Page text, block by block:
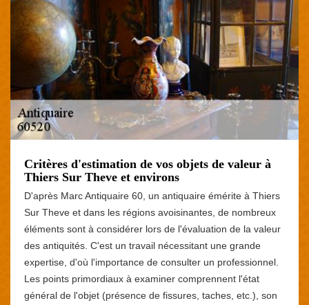
Critères d'estimation de vos objets de valeur à
Thiers Sur Theve et environs
D'après Marc Antiquaire 60, un antiquaire émérite à Thiers
Sur Theve et dans les régions avoisinantes, de nombreux
éléments sont à considérer lors de l'évaluation de la valeur
des antiquités. C'est un travail nécessitant une grande
expertise, d'où l'importance de consulter un professionnel.
Les points primordiaux à examiner comprennent l'état
général de l'objet (présence de fissures, taches, etc.), son